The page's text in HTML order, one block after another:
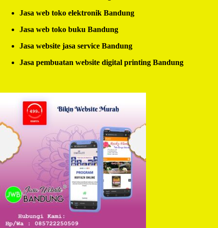
Jasa web toko elektronik Bandung
Jasa web toko buku Bandung
Jasa website jasa service Bandung
Jasa pembuatan website digital printing Bandung